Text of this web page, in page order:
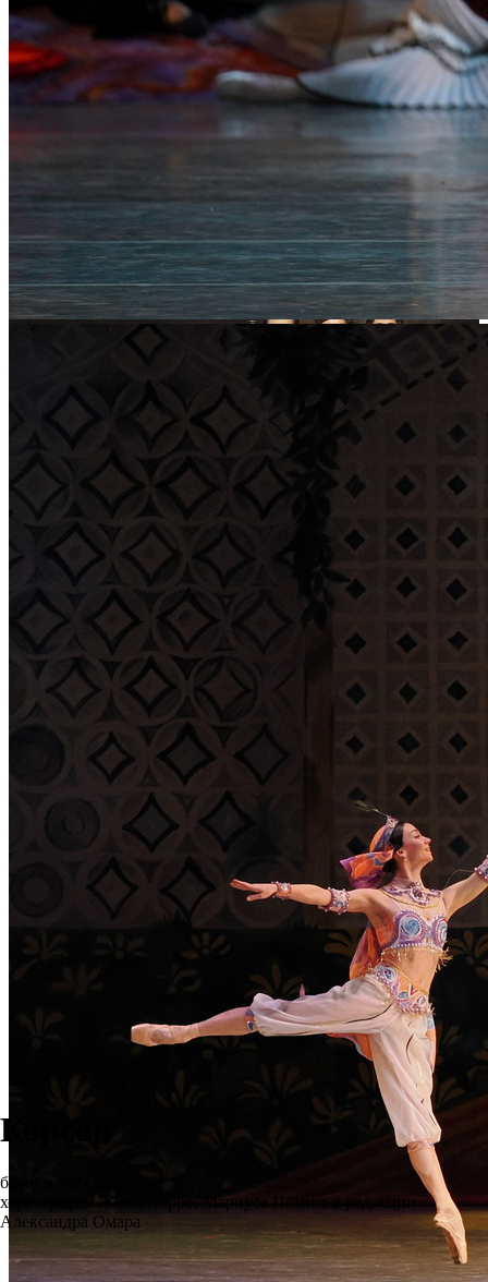
Корсар
балет в трёх актах
хореография Жюля Перро, Мариуса Петипа в редакции
Александра Омара